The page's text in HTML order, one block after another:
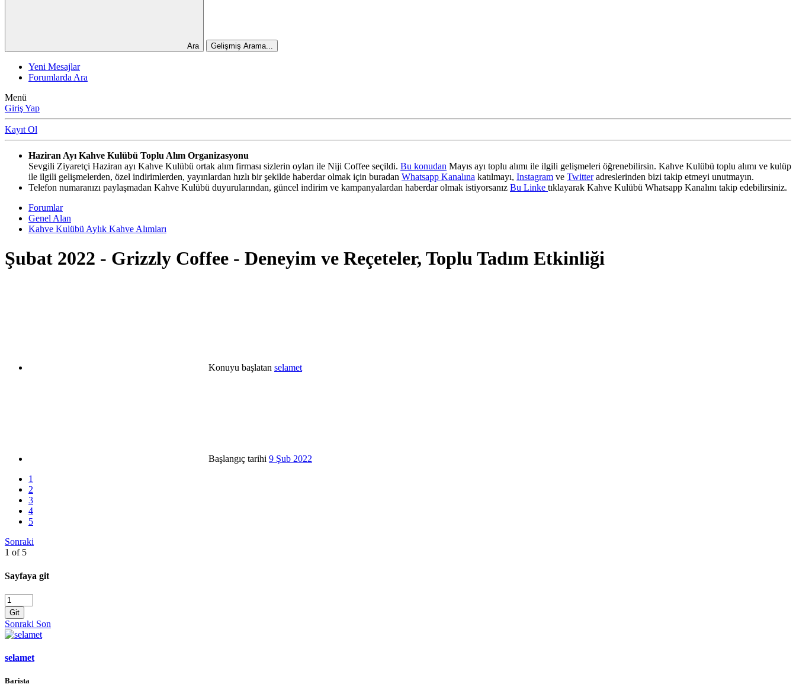
Ara Gelişmiş Arama...
Yeni Mesajlar
Forumlarda Ara
Menü
Giriş Yap
Kayıt Ol
Haziran Ayı Kahve Kulübü Toplu Alım Organizasyonu
Sevgili Ziyaretçi Haziran ayı Kahve Kulübü ortak alım firması sizlerin oyları ile Niji Coffee seçildi. Bu konudan Mayıs ayı toplu alımı ile ilgili gelişmeleri öğrenebilirsin. Kahve Kulübü toplu alımı ve kulüp
ile ilgili gelişmelerden, özel indirimlerden, yayınlardan hızlı bir şekilde haberdar olmak için buradan Whatsapp Kanalına katılmayı, Instagram ve Twitteradreslerinden bizi takip etmeyi unutmayın.
Telefon numaranızı paylaşmadan Kahve Kulübü duyurularından, güncel indirim ve kampanyalardan haberdar olmak istiyorsanız Bu Linke tıklayarak Kahve Kulübü Whatsapp Kanalını takip edebilirsiniz.
Forumlar
Genel Alan
Kahve Kulübü Aylık Kahve Alımları
Şubat 2022 - Grizzly Coffee - Deneyim ve Reçeteler, Toplu Tadım Etkinliği
Konuyu başlatan selamet
Başlangıç tarihi 9 Şub 2022
1
2
3
4
5
Sonraki
1 of 5
Sayfaya git
Git
Sonraki Son
selamet
Barista